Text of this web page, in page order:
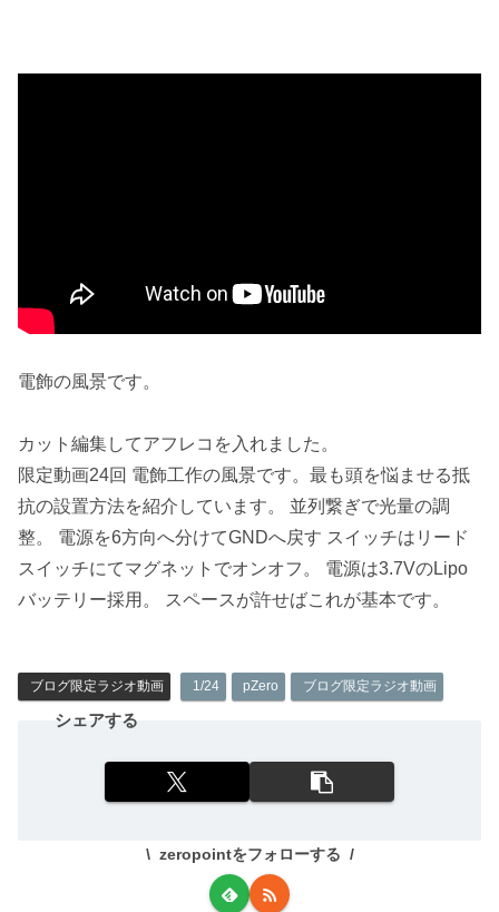
電飾の風景です。
カット編集してアフレコを入れました。
限定動画24回 電飾工作の風景です。最も頭を悩ませる抵
抗の設置方法を紹介しています。 並列繋ぎで光量の調
整。 電源を6方向へ分けてGNDへ戻す スイッチはリード
スイッチにてマグネットでオンオフ。 電源は3.7VのLipo
バッテリー採用。 スペースが許せばこれが基本です。
ブログ限定ラジオ動画 1/24 pZero ブログ限定ラジオ動画
シェアする
zeropointをフォローする